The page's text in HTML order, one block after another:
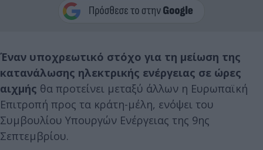
Έναν υποχρεωτικό στόχο για τη μείωση της
κατανάλωσης ηλεκτρικής ενέργειας σε ώρες
αιχμής θα προτείνει μεταξύ άλλων η Ευρωπαϊκή
Επιτροπή προς τα κράτη-μέλη, ενόψει του
Συμβουλίου Υπουργών Ενέργειας της 9ης
Σεπτεμβρίου.